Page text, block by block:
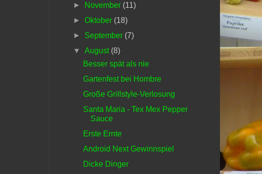
►
November (11)
►Oktober (18)
► September (7)
▼August (8)
Besser spät als nie
Gartenfest bei Hombre
Große Grillstyle-Verlosung
Santa Maria - Tex Mex Pepper
Sauce
Erste Ernte
Android Next Gewinnspiel
Dicke Dinger